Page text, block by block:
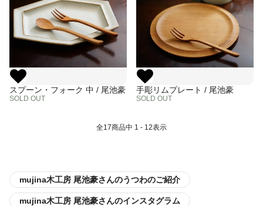
スプーン・フォーク 中 / 尾池豪
SOLD OUT
手彫リムプレート / 尾池豪
SOLD OUT
全17商品中 1 - 12表示
mujina木工房 尾池豪さんのうつわのご紹介
mujina木工房 尾池豪さんのインスタグラム